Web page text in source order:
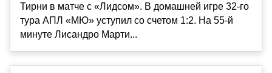
Тирни в матче с «Лидсом». В домашней игре 32-го
тура АПЛ «МЮ» уступил со счетом 1:2. На 55-й
минуте Лисандро Марти...